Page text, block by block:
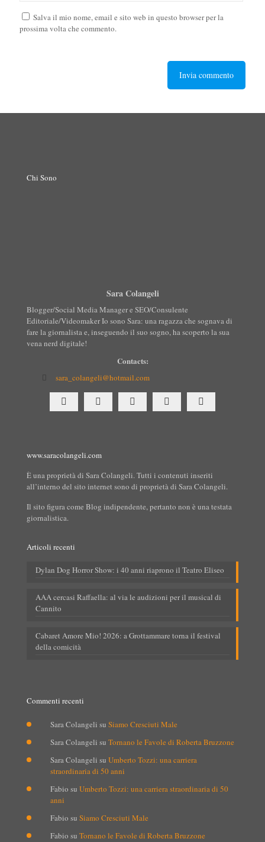
Salva il mio nome, email e sito web in questo browser per la
prossima volta che commento.
Chi Sono
Sara Colangeli
Blogger/Social Media Manager e SEO/Consulente
Editoriale/Videomaker Io sono Sara: una ragazza che sognava di
fare la giornalista e, inseguendo il suo sogno, ha scoperto la sua
vena nerd digitale!
Contacts:
sara_colangeli@hotmail.com
www.saracolangeli.com
È una proprietà di Sara Colangeli. Tutti i contenuti inseriti
all’interno del sito internet sono di proprietà di Sara Colangeli.
Il sito figura come Blog indipendente, pertanto non è una testata
giornalistica.
Articoli recenti
Dylan Dog Horror Show: i 40 anni riaprono il Teatro Eliseo
AAA cercasi Raffaella: al via le audizioni per il musical di
Cannito
Cabaret Amore Mio! 2026: a Grottammare torna il festival
della comicità
Commenti recenti
Sara Colangeli su Siamo Cresciuti Male
Sara Colangeli su Tornano le Favole di Roberta Bruzzone
Sara Colangeli su Umberto Tozzi: una carriera
straordinaria di 50 anni
Fabio su Umberto Tozzi: una carriera straordinaria di 50
anni
Fabio su Siamo Cresciuti Male
Fabio su Tornano le Favole di Roberta Bruzzone